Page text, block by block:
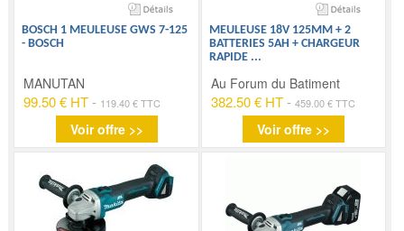
BOSCH 1 MEULEUSE GWS 7-125
- BOSCH
MANUTAN
99.50 € HT - 119.40 € TTC
Voir offre >>
MEULEUSE 18V 125MM + 2
BATTERIES 5AH + CHARGEUR
RAPIDE ...
Au Forum du Batiment
382.50 € HT- 459.00 € TTC
Voir offre >>